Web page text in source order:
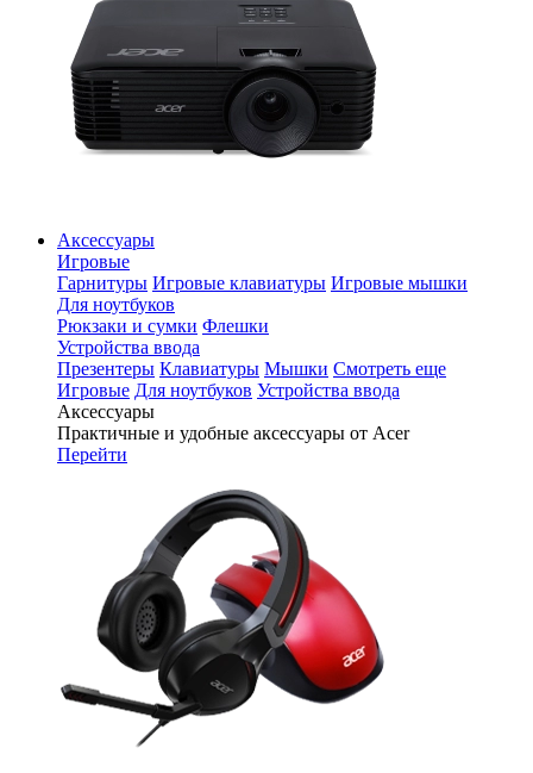
Аксессуары
Игровые
Гарнитуры Игровые клавиатуры Игровые мышки
Для ноутбуков
Рюкзаки и сумки Флешки
Устройства ввода
Презентеры Клавиатуры Мышки Смотреть еще
Игровые Для ноутбуков Устройства ввода
Аксессуары
Практичные и удобные аксессуары от Acer
Перейти